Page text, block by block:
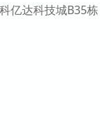
亿达科技城B35栋